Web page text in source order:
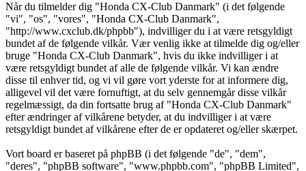
Når du tilmelder dig "Honda CX-Club Danmark" (i det følgende
"vi", "os", "vores", "Honda CX-Club Danmark",
"http://www.cxclub.dk/phpbb"), indvilliger du i at være retsgyldigt
bundet af de følgende vilkår. Vær venlig ikke at tilmelde dig og/eller
bruge "Honda CX-Club Danmark", hvis du ikke indvilliger i at
være retsgyldigt bundet af alle de følgende vilkår. Vi kan ændre
disse til enhver tid, og vi vil gøre vort yderste for at informere dig,
alligevel vil det være fornuftigt, at du selv gennemgår disse vilkår
regelmæssigt, da din fortsatte brug af "Honda CX-Club Danmark"
efter ændringer af vilkårene betyder, at du indvilliger i at være
retsgyldigt bundet af vilkårene efter de er opdateret og/eller skærpet.
Vort board er baseret på phpBB (i det følgende "de", "dem",
"deres", "phpBB software", "www.phpbb.com", "phpBB Limited",